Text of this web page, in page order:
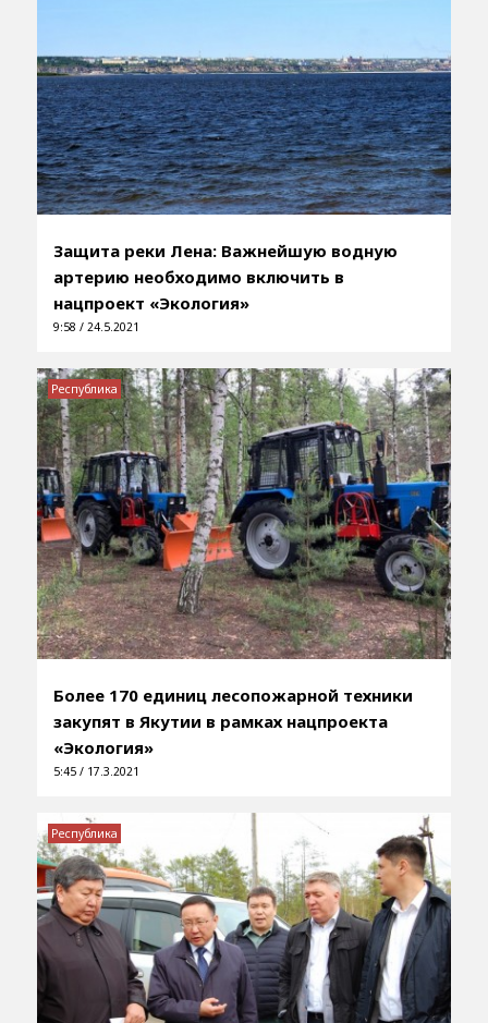
Защита реки Лена: Важнейшую водную
артерию необходимо включить в
нацпроект «Экология»
9:58 / 24.5.2021
Более 170 единиц лесопожарной техники
закупят в Якутии в рамках нацпроекта
«Экология»
5:45 / 17.3.2021
Республика
Республика